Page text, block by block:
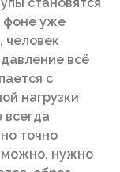
фоне уже
человек
всё
с
нагрузки
всегда
точно
нужно